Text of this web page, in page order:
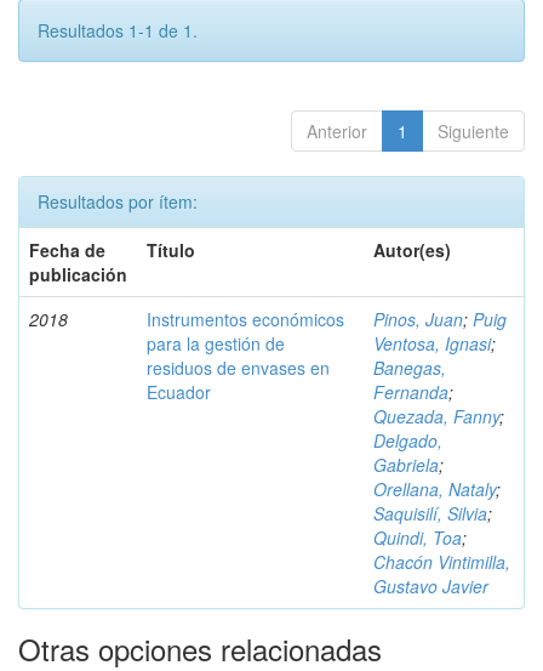
Resultados 1-1 de 1.
Anterior 1 Siguiente
Resultados por ítem:
Fecha de
publicación
Título Autor(es)
2018
Instrumentos económicos
para la gestión de
residuos de envases en
Ecuador
Pinos, Juan; Puig
Ventosa, Ignasi;
Banegas,
Fernanda;
Quezada, Fanny;
Delgado,
Gabriela;
Orellana, Nataly;
Saquisilí, Silvia;
Quindi, Toa;
Chacón Vintimilla,
Gustavo Javier
Otras opciones relacionadas